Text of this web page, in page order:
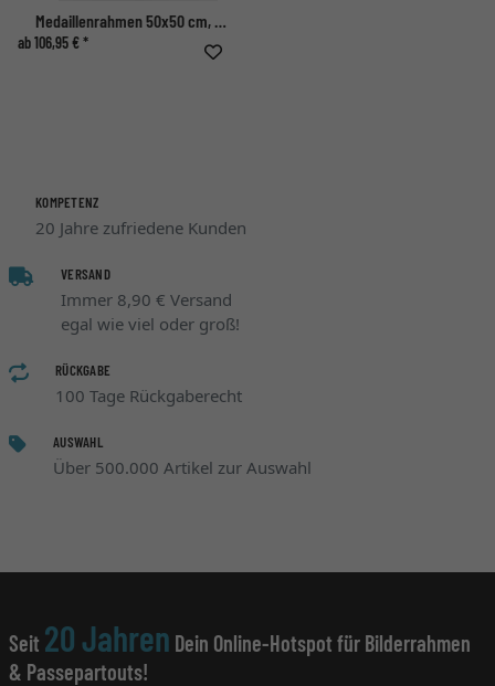
ab 106,95 € *
KOMPETENZ
20 Jahre zufriedene Kunden
VERSAND
Immer 8,90 € Versand
egal wie viel oder groß!
RÜCKGABE
100 Tage Rückgaberecht
AUSWAHL
Über 500.000 Artikel zur Auswahl
Seit 20 Jahren Dein Online-Hotspot für Bilderrahmen
& Passepartouts!